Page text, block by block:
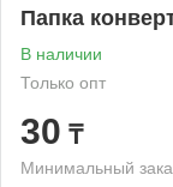
Папка
В наличии
Только опт
30 ₸
Минимальный